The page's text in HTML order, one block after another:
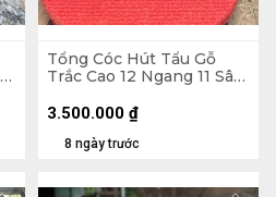
Tổng Cóc Hút Tẩu Gỗ
Trắc Cao 12 Ngang 11 Sâu
8 ngày trước
3.500.000 ₫